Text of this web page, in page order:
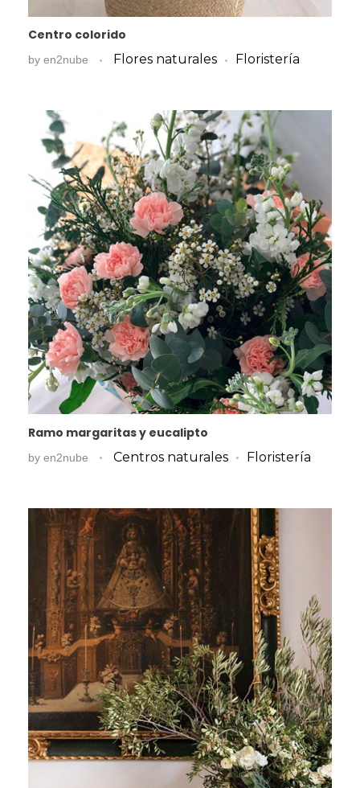
Centro colorido
by en2nube Flores naturales Floristería
Ramo margaritas y eucalipto
by en2nube Centros naturales Floristería